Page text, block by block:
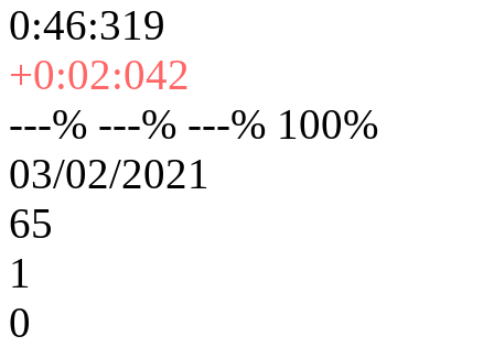
0:46:319
+0:02:042
---% ---% ---% 100%
03/02/2021
65
1
0